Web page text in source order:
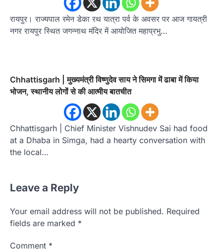
रायपुर। राज्यपाल रमेन डेका रथ यात्रा पर्व के अवसर पर आज गायत्री
नगर रायपुर स्थित जगन्नाथ मंदिर में आयोजित महाप्रभु…
Chhattisgarh | मुख्यमंत्री विष्णुदेव साय ने सिमगा में ढाबा में किया
भोजन, स्थानीय लोगों से की आत्मीय बातचीत
Chhattisgarh | Chief Minister Vishnudev Sai had food
at a Dhaba in Simga, had a hearty conversation with
the local…
Leave a Reply
Your email address will not be published. Required
fields are marked *
Comment *